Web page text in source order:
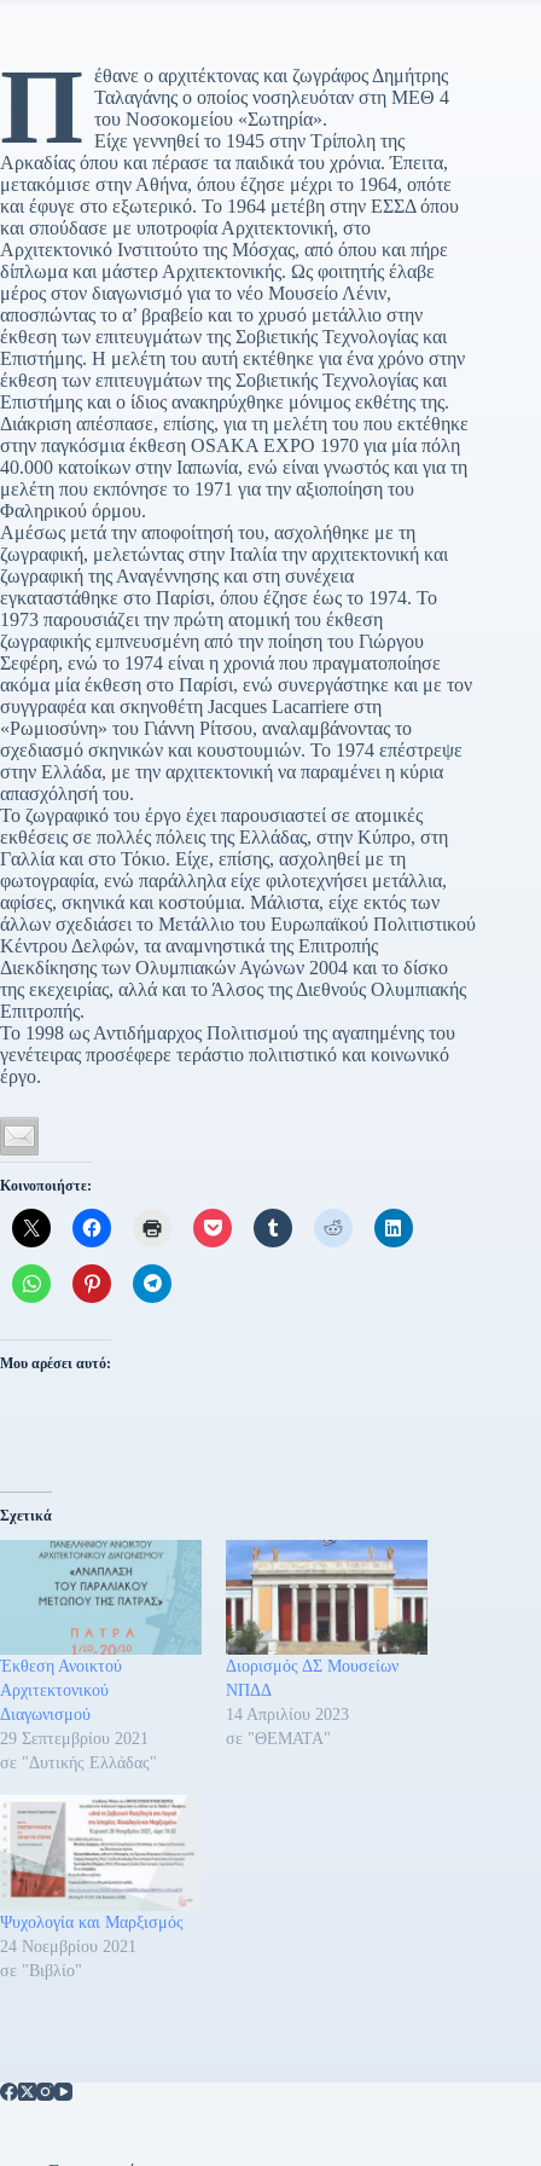
Π έθανε ο αρχιτέκτονας και ζωγράφος Δημήτρης
Ταλαγάνης ο οποίος νοσηλευόταν στη ΜΕΘ 4
του Νοσοκομείου «Σωτηρία».
Είχε γεννηθεί το 1945 στην Τρίπολη της
Αρκαδίας όπου και πέρασε τα παιδικά του χρόνια. Έπειτα,
μετακόμισε στην Αθήνα, όπου έζησε μέχρι το 1964, οπότε
και έφυγε στο εξωτερικό. Το 1964 μετέβη στην ΕΣΣΔ όπου
και σπούδασε με υποτροφία Αρχιτεκτονική, στο
Αρχιτεκτονικό Ινστιτούτο της Μόσχας, από όπου και πήρε
δίπλωμα και μάστερ Αρχιτεκτονικής. Ως φοιτητής έλαβε
μέρος στον διαγωνισμό για το νέο Μουσείο Λένιν,
αποσπώντας το α’ βραβείο και το χρυσό μετάλλιο στην
έκθεση των επιτευγμάτων της Σοβιετικής Τεχνολογίας και
Επιστήμης. Η μελέτη του αυτή εκτέθηκε για ένα χρόνο στην
έκθεση των επιτευγμάτων της Σοβιετικής Τεχνολογίας και
Επιστήμης και ο ίδιος ανακηρύχθηκε μόνιμος εκθέτης της.
Διάκριση απέσπασε, επίσης, για τη μελέτη του που εκτέθηκε
στην παγκόσμια έκθεση OSAKA EXPO 1970 για μία πόλη
40.000 κατοίκων στην Ιαπωνία, ενώ είναι γνωστός και για τη
μελέτη που εκπόνησε το 1971 για την αξιοποίηση του
Φαληρικού όρμου.
Αμέσως μετά την αποφοίτησή του, ασχολήθηκε με τη
ζωγραφική, μελετώντας στην Ιταλία την αρχιτεκτονική και
ζωγραφική της Αναγέννησης και στη συνέχεια
εγκαταστάθηκε στο Παρίσι, όπου έζησε έως το 1974. Το
1973 παρουσιάζει την πρώτη ατομική του έκθεση
ζωγραφικής εμπνευσμένη από την ποίηση του Γιώργου
Σεφέρη, ενώ το 1974 είναι η χρονιά που πραγματοποίησε
ακόμα μία έκθεση στο Παρίσι, ενώ συνεργάστηκε και με τον
συγγραφέα και σκηνοθέτη Jacques Lacarriere στη
«Ρωμιοσύνη» του Γιάννη Ρίτσου, αναλαμβάνοντας το
σχεδιασμό σκηνικών και κουστουμιών. Το 1974 επέστρεψε
στην Ελλάδα, με την αρχιτεκτονική να παραμένει η κύρια
απασχόλησή του.
Το ζωγραφικό του έργο έχει παρουσιαστεί σε ατομικές
εκθέσεις σε πολλές πόλεις της Ελλάδας, στην Κύπρο, στη
Γαλλία και στο Τόκιο. Είχε, επίσης, ασχοληθεί με τη
φωτογραφία, ενώ παράλληλα είχε φιλοτεχνήσει μετάλλια,
αφίσες, σκηνικά και κοστούμια. Μάλιστα, είχε εκτός των
άλλων σχεδιάσει το Μετάλλιο του Ευρωπαϊκού Πολιτιστικού
Κέντρου Δελφών, τα αναμνηστικά της Επιτροπής
Διεκδίκησης των Ολυμπιακών Αγώνων 2004 και το δίσκο
της εκεχειρίας, αλλά και το Άλσος της Διεθνούς Ολυμπιακής
Επιτροπής.
Το 1998 ως Αντιδήμαρχος Πολιτισμού της αγαπημένης του
γενέτειρας προσέφερε τεράστιο πολιτιστικό και κοινωνικό
έργο.
Κοινοποιήστε:
Μου αρέσει αυτό:
Σχετικά
Έκθεση Ανοικτού
Αρχιτεκτονικού
Διαγωνισμού
29 Σεπτεμβρίου 2021
σε "Δυτικής Ελλάδας"
Διορισμός ΔΣ Μουσείων
ΝΠΔΔ
14 Απριλίου 2023
σε "ΘΕΜΑΤΑ"
Ψυχολογία και Μαρξισμός
24 Νοεμβρίου 2021
σε "Βιβλίο"